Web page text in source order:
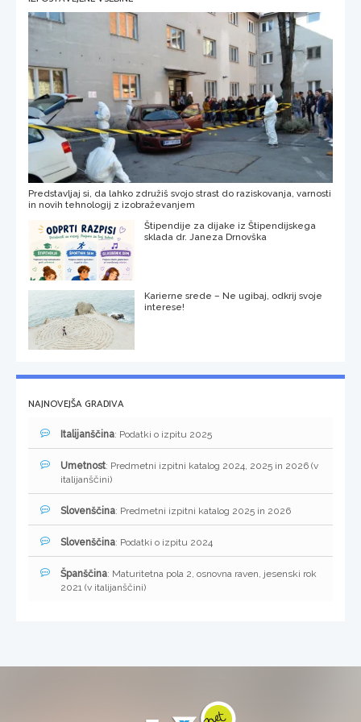
Predstavljaj si, da lahko združiš svojo strast do raziskovanja, varnosti
in novih tehnologij z izobraževanjem
Štipendije za dijake iz Štipendijskega
sklada dr. Janeza Drnovška
Karierne srede – Ne ugibaj, odkrij svoje
interese!
NAJNOVEJŠA GRADIVA
Italijanščina: Podatki o izpitu 2025
Umetnost: Predmetni izpitni katalog 2024, 2025 in 2026 (v
italijanščini)
Slovenščina: Predmetni izpitni katalog 2025 in 2026
Slovenščina: Podatki o izpitu 2024
Španščina: Maturitetna pola 2, osnovna raven, jesenski rok
2021 (v italijanščini)